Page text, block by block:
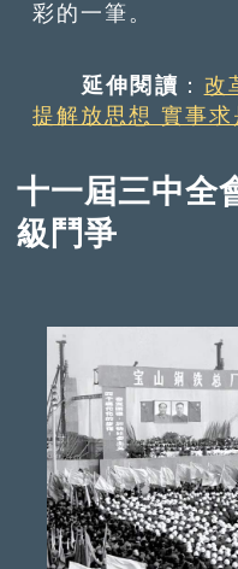
彩的一筆。
延伸閱讀 ： 改
提解放思想 實事
十一屆三中全
級鬥爭